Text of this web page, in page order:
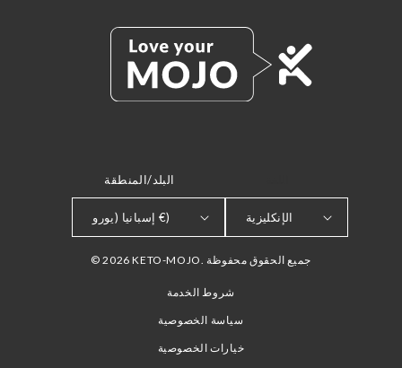
البلد/المنطقة
إسبانيا (يورو €) الإنكليزية
© 2026 KETO-MOJO. جميع الحقوق محفوظة
شروط الخدمة
سياسة الخصوصية
خيارات الخصوصية